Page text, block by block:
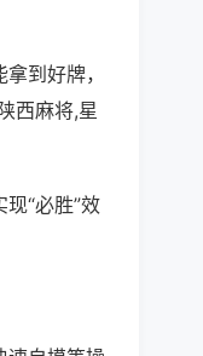
到好牌，
西麻将,星
“必胜”效